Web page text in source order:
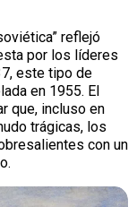
reflejó
por los líderes
este tipo de
en 1955. El
que, incluso en
trágicas, los
con un